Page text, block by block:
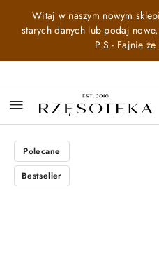
Przejdź do treści
Przejdź do
Przejdź do moje konto
Przejdź do menu
Przejdź do opisu
Przejdź do stopki
Witaj w naszym nowym
starych danych lub podaj
P.S - Fajnie
Polecane
Bestseller